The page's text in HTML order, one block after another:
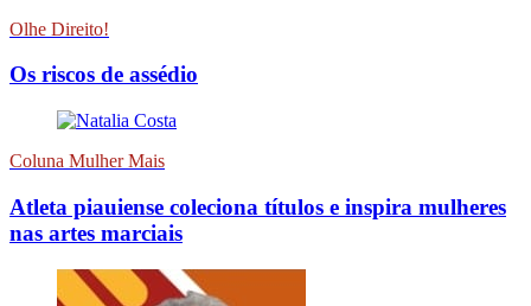
Olhe Direito!
Os riscos de assédio
Coluna Mulher Mais
Atleta piauiense coleciona títulos e inspira mulheres
nas artes marciais